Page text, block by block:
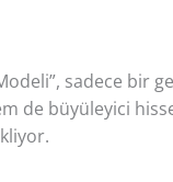
sadece bir
de büyüleyici